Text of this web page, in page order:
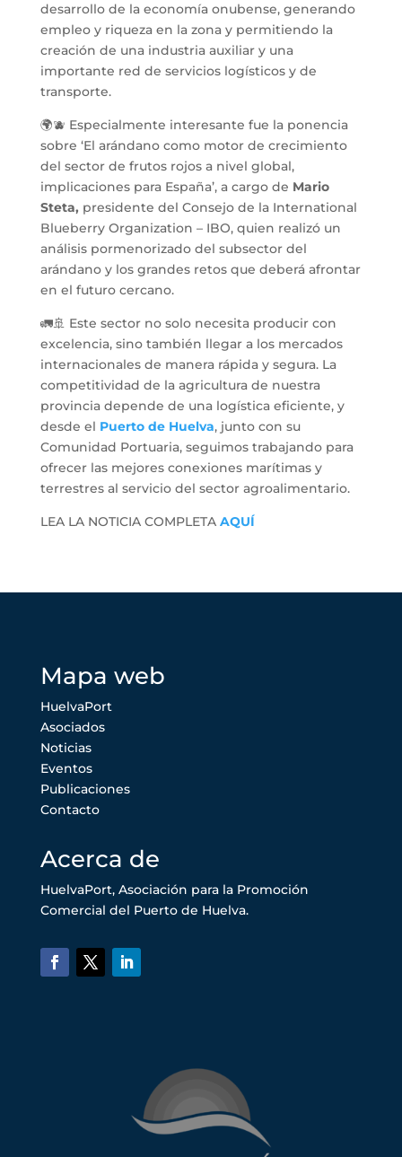
desarrollo de la economía onubense, generando
empleo y riqueza en la zona y permitiendo la
creación de una industria auxiliar y una
importante red de servicios logísticos y de
transporte.
🌍🫐 Especialmente interesante fue la ponencia
sobre ‘El arándano como motor de crecimiento
del sector de frutos rojos a nivel global,
implicaciones para España’, a cargo de Mario
Steta, presidente del Consejo de la International
Blueberry Organization – IBO, quien realizó un
análisis pormenorizado del subsector del
arándano y los grandes retos que deberá afrontar
en el futuro cercano.
🚛🚢 Este sector no solo necesita producir con
excelencia, sino también llegar a los mercados
internacionales de manera rápida y segura. La
competitividad de la agricultura de nuestra
provincia depende de una logística eficiente, y
desde el Puerto de Huelva, junto con su
Comunidad Portuaria, seguimos trabajando para
ofrecer las mejores conexiones marítimas y
terrestres al servicio del sector agroalimentario.
LEA LA NOTICIA COMPLETA AQUÍ
Mapa web
HuelvaPort
Asociados
Noticias
Eventos
Publicaciones
Contacto
Acerca de
HuelvaPort, Asociación para la Promoción
Comercial del Puerto de Huelva.